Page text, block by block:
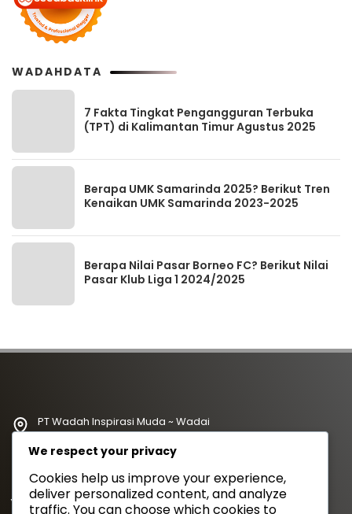
WADAHDATA
7 Fakta Tingkat Pengangguran Terbuka
(TPT) di Kalimantan Timur Agustus 2025
Berapa UMK Samarinda 2025? Berikut Tren
Kenaikan UMK Samarinda 2023-2025
Berapa Nilai Pasar Borneo FC? Berikut Nilai
Pasar Klub Liga 1 2024/2025
PT Wadah Inspirasi Muda ~ Wadai
redaksi@wadahkata.id
Yuk Follow Kami
We respect your privacy
Cookies help us improve your experience,
deliver personalized content, and analyze
traffic. You can choose which cookies to